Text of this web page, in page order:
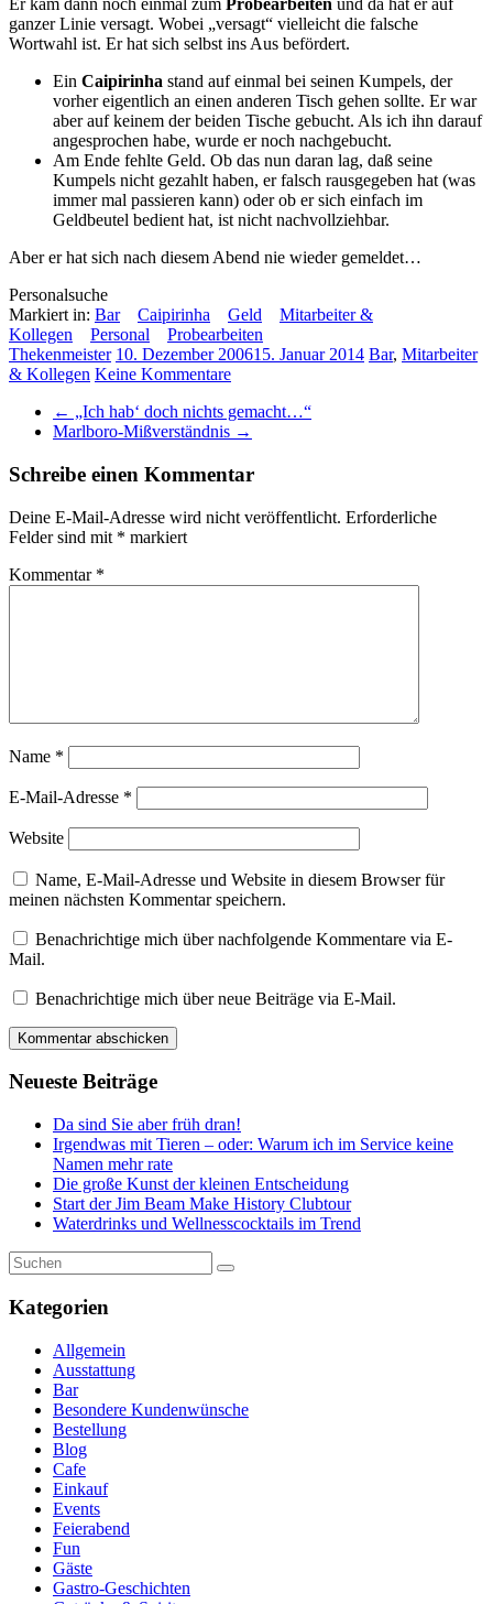
Er kam dann noch einmal zum Probearbeiten und da hat er auf
ganzer Linie versagt. Wobei „versagt“ vielleicht die falsche
Wortwahl ist. Er hat sich selbst ins Aus befördert.
Ein Caipirinha stand auf einmal bei seinen Kumpels, der
vorher eigentlich an einen anderen Tisch gehen sollte. Er war
aber auf keinem der beiden Tische gebucht. Als ich ihn darauf
angesprochen habe, wurde er noch nachgebucht.
Am Ende fehlte Geld. Ob das nun daran lag, daß seine
Kumpels nicht gezahlt haben, er falsch rausgegeben hat (was
immer mal passieren kann) oder ob er sich einfach im
Geldbeutel bedient hat, ist nicht nachvollziehbar.
Aber er hat sich nach diesem Abend nie wieder gemeldet…
Personalsuche
Markiert in: Bar Caipirinha Geld
Mitarbeiter &
Kollegen
Personal
Probearbeiten
Thekenmeister 10. Dezember 200615. Januar 2014 Bar, Mitarbeiter
& Kollegen Keine Kommentare
← „Ich hab‘ doch nichts gemacht…“
Marlboro-Mißverständnis →
Schreibe einen Kommentar
Deine E-Mail-Adresse wird nicht veröffentlicht. Erforderliche
Felder sind mit * markiert
Kommentar *
Name *
E-Mail-Adresse *
Website
Name, E-Mail-Adresse und Website in diesem Browser für
meinen nächsten Kommentar speichern.
Benachrichtige mich über nachfolgende Kommentare via E-
Mail.
Benachrichtige mich über neue Beiträge via E-Mail.
Neueste Beiträge
Da sind Sie aber früh dran!
Irgendwas mit Tieren – oder: Warum ich im Service keine
Namen mehr rate
Die große Kunst der kleinen Entscheidung
Start der Jim Beam Make History Clubtour
Waterdrinks und Wellnesscocktails im Trend
Kategorien
Allgemein
Ausstattung
Bar
Besondere Kundenwünsche
Bestellung
Blog
Cafe
Einkauf
Events
Feierabend
Fun
Gäste
Gastro-Geschichten